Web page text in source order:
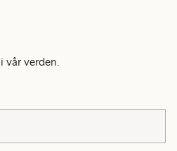
verden.